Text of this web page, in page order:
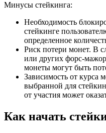
Минусы стейкинга:
Необходимость
стейкинге
определенное
Риск потери монет. В
или других форс-
монеты могут быть
Зависимость от курса
выбранной для
от участия может
Как начать